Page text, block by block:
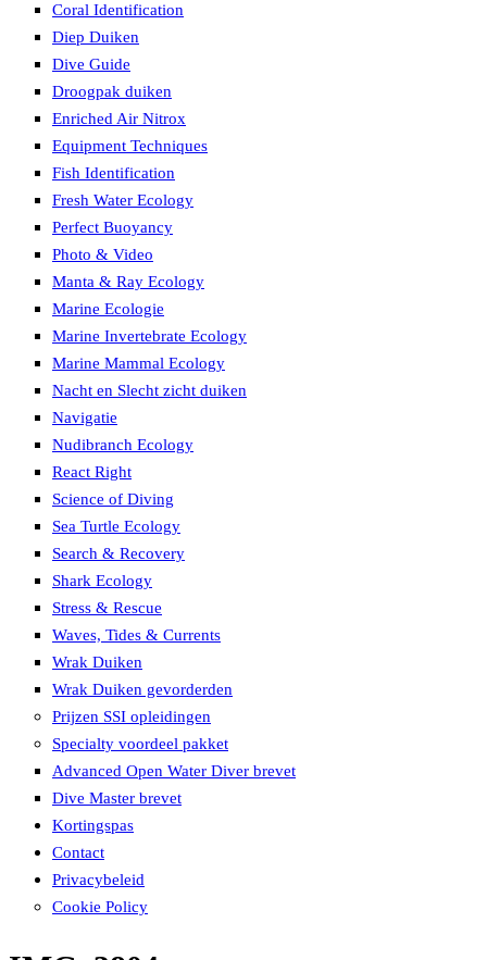
Coral Identification
Diep Duiken
Dive Guide
Droogpak duiken
Enriched Air Nitrox
Equipment Techniques
Fish Identification
Fresh Water Ecology
Perfect Buoyancy
Photo & Video
Manta & Ray Ecology
Marine Ecologie
Marine Invertebrate Ecology
Marine Mammal Ecology
Nacht en Slecht zicht duiken
Navigatie
Nudibranch Ecology
React Right
Science of Diving
Sea Turtle Ecology
Search & Recovery
Shark Ecology
Stress & Rescue
Waves, Tides & Currents
Wrak Duiken
Wrak Duiken gevorderden
Prijzen SSI opleidingen
Specialty voordeel pakket
Advanced Open Water Diver brevet
Dive Master brevet
Kortingspas
Contact
Privacybeleid
Cookie Policy